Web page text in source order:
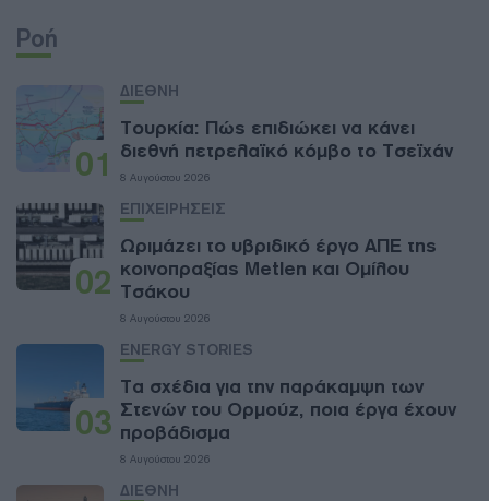
Ροή
01
ΔΙΕΘΝΗ
Τουρκία: Πώς επιδιώκει να κάνει
διεθνή πετρελαϊκό κόμβο το Τσεϊχάν
8 Αυγούστου 2026
02
ΕΠΙΧΕΙΡΗΣΕΙΣ
Ωριμάζει το υβριδικό έργο ΑΠΕ της
κοινοπραξίας Metlen και Ομίλου
Τσάκου
8 Αυγούστου 2026
03
ENERGY STORIES
Τα σχέδια για την παράκαμψη των
Στενών του Ορμούζ, ποια έργα έχουν
προβάδισμα
8 Αυγούστου 2026
ΔΙΕΘΝΗ